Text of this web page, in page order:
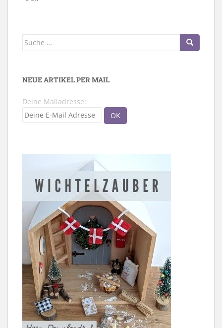
Suche
NEUE ARTIKEL PER MAIL
Deine Mailadresse: